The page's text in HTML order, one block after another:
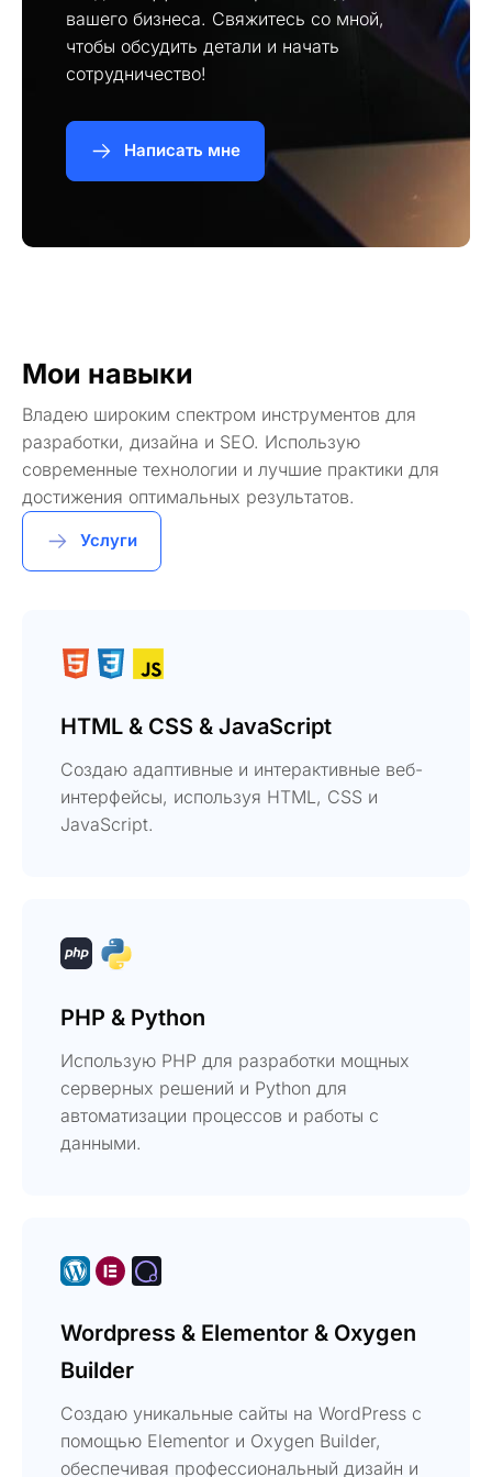
вашего бизнеса. Свяжитесь со мной,
чтобы обсудить детали и начать
сотрудничество!
Написать мне
Мои навыки
Владею широким спектром инструментов для
разработки, дизайна и SEO. Использую
современные технологии и лучшие практики для
достижения оптимальных результатов.
Услуги
HTML & CSS & JavaScript
Создаю адаптивные и интерактивные веб-
интерфейсы, используя HTML, CSS и
JavaScript.
PHP & Python
Использую PHP для разработки мощных
серверных решений и Python для
автоматизации процессов и работы с
данными.
Wordpress & Elementor & Oxygen
Builder
Создаю уникальные сайты на WordPress с
помощью Elementor и Oxygen Builder,
обеспечивая профессиональный дизайн и